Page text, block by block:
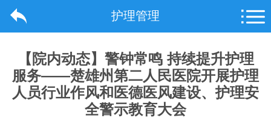
护理管理
【院内动态】警钟常鸣 持续提升护理
服务——楚雄州第二人民医院开展护理
人员行业作风和医德医风建设、护理安
全警示教育大会